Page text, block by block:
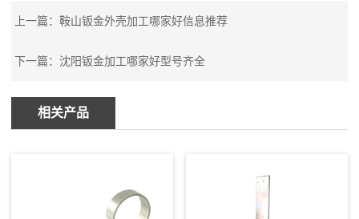
上一篇：鞍山钣金外壳加工哪家好信息推荐
下一篇： 沈阳钣金加工哪家好型号齐全
相关产品